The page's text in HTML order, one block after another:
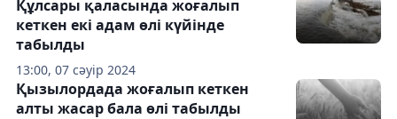
13:00, 07 сәуір 2024
Құлсары қаласында жоғалып
кеткен екі адам өлі күйінде
табылды
Қызылордада жоғалып кеткен
алты жасар бала өлі табылды